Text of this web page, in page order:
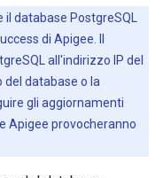
database PostgreSQL
di Apigee. Il
all'indirizzo IP del
del database o la
gli aggiornamenti
Apigee provocheranno